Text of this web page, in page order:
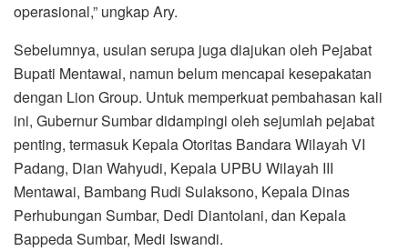
operasional,” ungkap Ary.
Sebelumnya, usulan serupa juga diajukan oleh Pejabat
Bupati Mentawai, namun belum mencapai kesepakatan
dengan Lion Group. Untuk memperkuat pembahasan kali
ini, Gubernur Sumbar didampingi oleh sejumlah pejabat
penting, termasuk Kepala Otoritas Bandara Wilayah VI
Padang, Dian Wahyudi, Kepala UPBU Wilayah III
Mentawai, Bambang Rudi Sulaksono, Kepala Dinas
Perhubungan Sumbar, Dedi Diantolani, dan Kepala
Bappeda Sumbar, Medi Iswandi.